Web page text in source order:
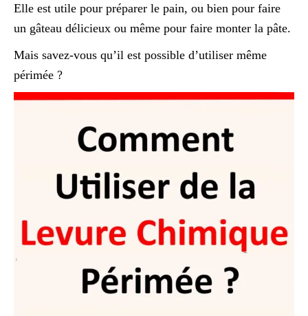
Elle est utile pour préparer le pain, ou bien pour faire
un gâteau délicieux ou même pour faire monter la pâte.
Mais savez-vous qu’il est possible d’utiliser même
périmée ?